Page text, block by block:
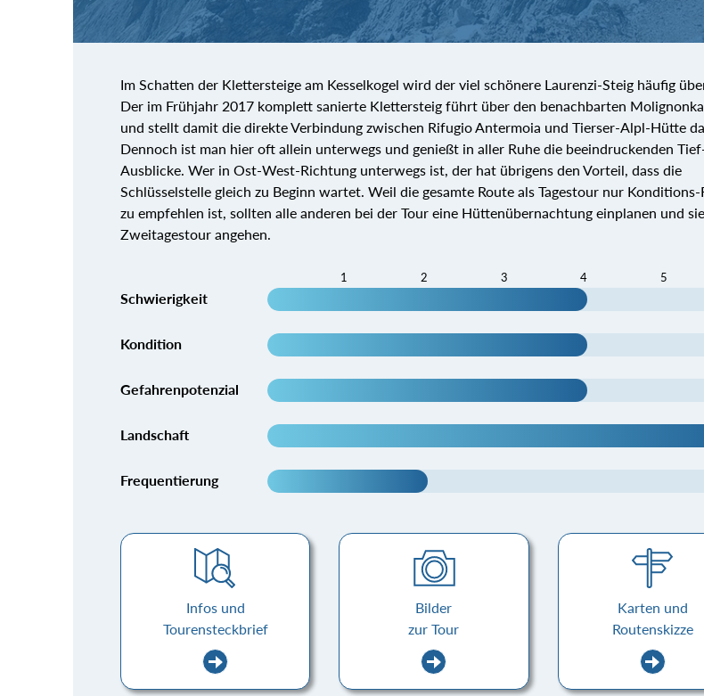
Im Schatten der Klettersteige am Kesselkogel wird der viel schönere Laurenzi-Steig häufig
Der im Frühjahr 2017 komplett sanierte Klettersteig führt über den benachbarten
und stellt damit die direkte Verbindung zwischen Rifugio Antermoia und Tierser-Alpl-Hütte
Dennoch ist man hier oft allein unterwegs und genießt in aller Ruhe die beeindruckenden
Ausblicke. Wer in Ost-West-Richtung unterwegs ist, der hat übrigens den Vorteil, dass die
Schlüsselstelle gleich zu Beginn wartet. Weil die gesamte Route als Tagestour nur Konditions-
zu empfehlen ist, sollten alle anderen bei der Tour eine Hüttenübernachtung einplanen und
Zweitagestour angehen.
1 2 3 4 5
Schwierigkeit
Kondition
Gefahrenpotenzial
Landschaft
Frequentierung
Infos und
Tourensteckbrief
Bilder
zur Tour
Karten und
Routenskizze